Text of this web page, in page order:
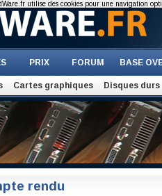
PRIX FORUM BASE
Cartes graphiques Disques durs
rendu
utilise des cookies pour une navigation